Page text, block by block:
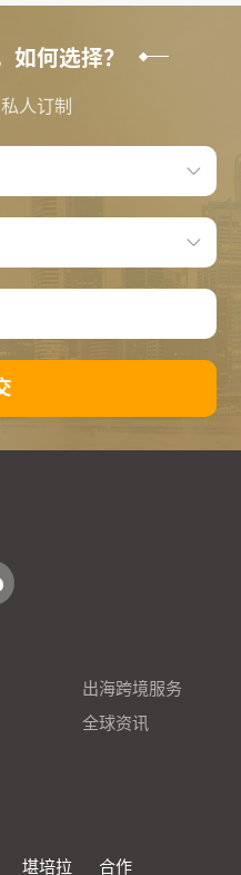
如何选择？
人订制
出海跨境服务
全球资讯
堪培拉 合作